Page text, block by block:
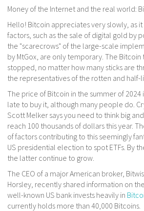
Money of the Internet and the real world:
Hello! Bitcoin appreciates very slowly, as
factors, such as the sale of digital gold by
the "scarecrows" of the large-scale
by MtGox, are only temporary. The Bitcoin
stopped, no matter how many sticks are
the representatives of the rotten and half-
The price of Bitcoin in the summer of 2024
late to buy it, although many people do.
Scott Melker says you need to think big
reach 100 thousands of dollars this year.
of factors contributing to this seemingly
US presidential election to spot ETFs. By
the latter continue to grow.
The CEO of a major American broker,
Horsley, recently shared information on
well-known US bank invests heavily in
currently holds more than 40,000 Bitcoins.